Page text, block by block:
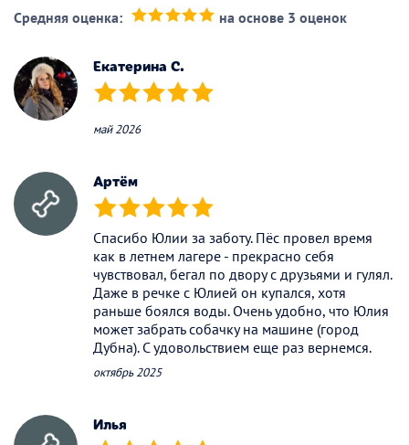
Средняя оценка: на основе 3 оценок
Екатерина C.
(*) (*) (*) (*) (*)
май 2026
Артём
(*) (*) (*) (*) (*)
Спасибо Юлии за заботу. Пёс провел время
как в летнем лагере - прекрасно себя
чувствовал, бегал по двору с друзьями и гулял.
Даже в речке с Юлией он купался, хотя
раньше боялся воды. Очень удобно, что Юлия
может забрать собачку на машине (город
Дубна). С удовольствием еще раз вернемся.
октябрь 2025
Илья